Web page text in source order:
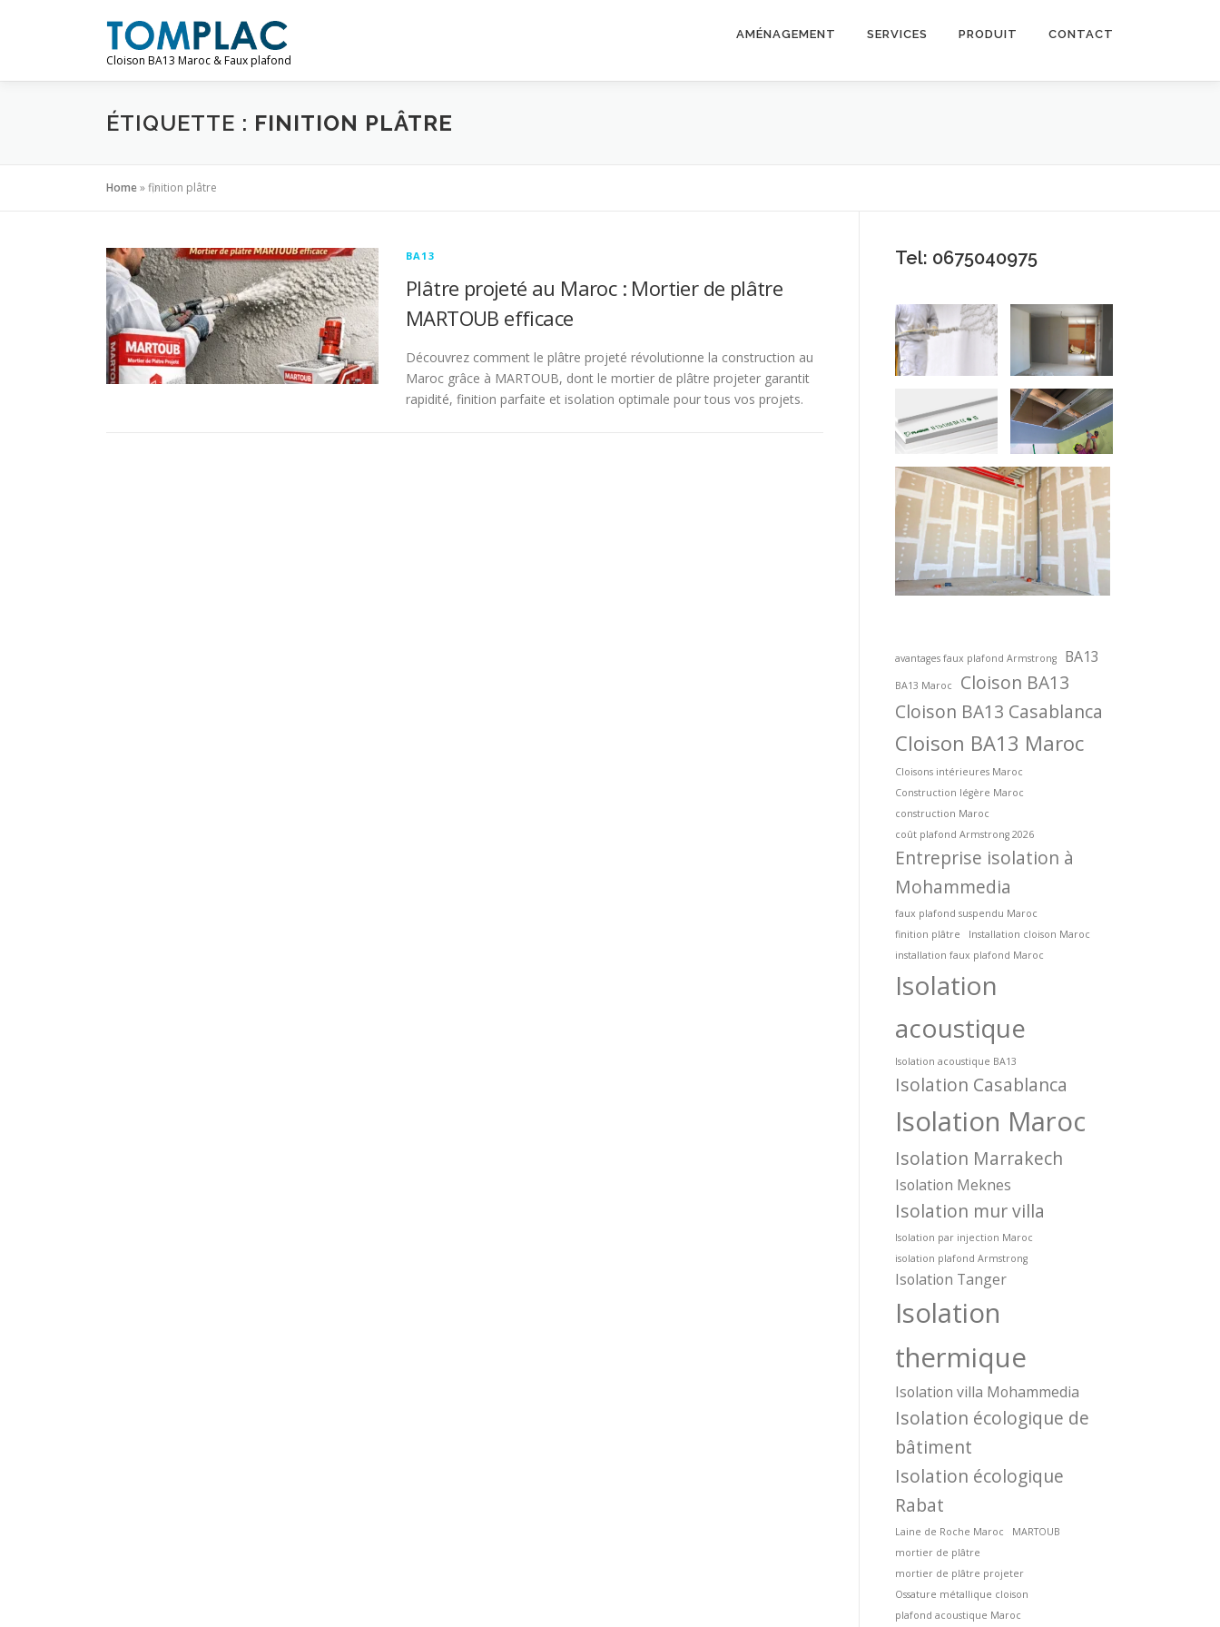
Cloison BA13 Maroc & Faux plafond
AMÉNAGEMENT SERVICES PRODUIT CONTACT
ÉTIQUETTE : FINITION PLÂTRE
Home»finition plâtre
BA13
Plâtre projeté au Maroc : Mortier de plâtre
MARTOUB efficace
Découvrez comment le plâtre projeté révolutionne la construction au
Maroc grâce à MARTOUB, dont le mortier de plâtre projeter garantit
rapidité, finition parfaite et isolation optimale pour tous vos projets.
Tel: 0675040975
avantages faux plafond Armstrong BA13
BA13 Maroc
Cloison BA13
Cloison BA13 Casablanca
Cloison BA13 Maroc
Cloisons intérieures Maroc
Construction légère Maroc
construction Maroc
coût plafond Armstrong 2026
Entreprise isolation à
Mohammedia
faux plafond suspendu Maroc
finition plâtre
Installation cloison Maroc
installation faux plafond Maroc
Isolation
acoustique
Isolation acoustique BA13
Isolation Casablanca
Isolation Maroc
Isolation Marrakech
Isolation Meknes
Isolation mur villa
Isolation par injection Maroc
isolation plafond Armstrong
Isolation Tanger
Isolation
thermique
Isolation villa Mohammedia
Isolation écologique de
bâtiment
Isolation écologique
Rabat
Laine de Roche Maroc
MARTOUB
mortier de plâtre
mortier de plâtre projeter
Ossature métallique cloison
plafond acoustique Maroc